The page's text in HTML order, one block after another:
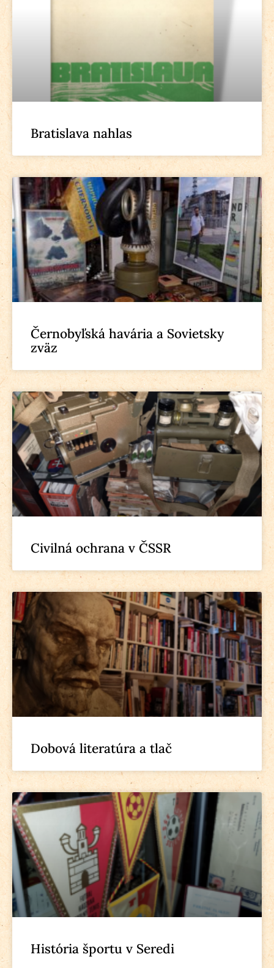
Bratislava nahlas
Černobyľská havária a Sovietsky
zväz
Civilná ochrana v ČSSR
Dobová literatúra a tlač
História športu v Seredi